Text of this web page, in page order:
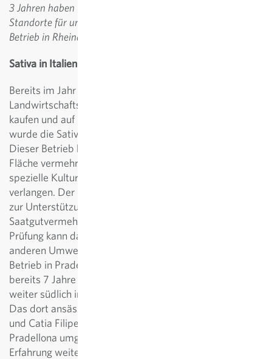
3 Jahren haben wir in Italien und Deutschland neue
Standorte für uns gewonnen, die unter anderem den
Betrieb in Rheinau entlasten.
Sativa in Italien
Bereits im Jahr 2022 konnte Sativa einen kleinen
Landwirtschaftsbetrieb in der Nähe von Ancona (IT)
kaufen und auf biologischen Anbau umstellen. Dafür
wurde die Sativa Pradellona Srl. agricola gegründet.
Dieser Betrieb hat verschiedene Aufgaben. Auf ca. 8 ha
Fläche vermehren wir dort in begrenzten Mengen
spezielle Kulturen, die eine besondere Zuwendung
verlangen. Der Standort dient Sativa auch zunehmend
zur Unterstützung unserer Züchtungsarbeit. Die
Saatgutvermehrung von Züchtungslinien und deren
Prüfung kann dank des neuen Standorts auch unter
anderen Umweltbedingungen stattfinden. Bevor der
Betrieb in Pradellona gegründet wurde, hatte Sativa
bereits 7 Jahre Erfahrungen mit gepachteten Flächen
weiter südlich in der Region Molise sammeln können.
Das dort ansässige Betriebsleiterpaar Olivier Salamon
und Catia Filipetto ist mit dem Betrieb von Molise nach
Pradellona umgezogen und kann dort seine langjährige
Erfahrung weiter einsetzen.